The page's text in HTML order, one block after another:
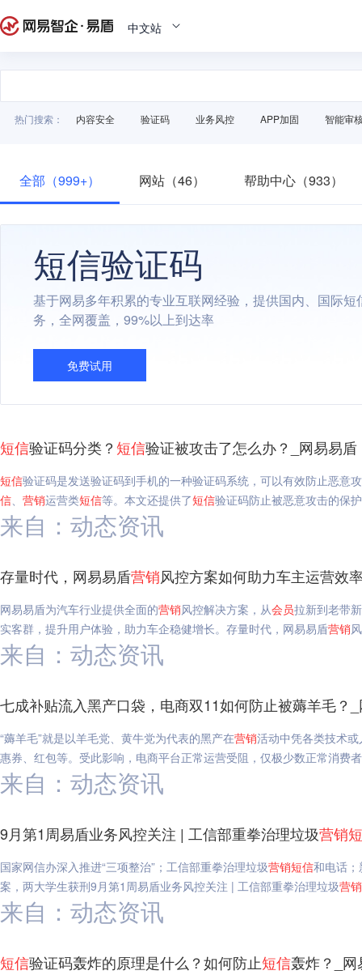
中文站
热门搜索： 内容安全 验证码 业务风控 APP加固 智能审
全部（999+） 网站（46） 帮助中心（933）
短信验证码
基于网易多年积累的专业互联网经验，提供国内、国际短
务，全网覆盖，99%以上到达率
免费试用
短信验证码分类？短信验证被攻击了怎么办？_网易易盾
短信验证码是发送验证码到手机的一种验证码系统，可以有效防止恶意
信、 营销运营类短信等。本文还提供了短信验证码防止被恶意攻击的保
来自：动态资讯
存量时代，网易易盾营销风控方案如何助力车主运营效
网易易盾为汽车行业提供全面的营销风控解决方案，从会员拉新到老带
实客群，提升用户体验，助力车企稳健增长。存量时代，网易易盾营销
来自：动态资讯
七成补贴流入黑产口袋，电商双11如何防止被薅羊毛？
“薅羊毛”就是以羊毛党、黄牛党为代表的黑产在营销活动中凭各类技术
惠券、红包等。受此影响，电商平台正常运营受阻，仅极少数正常消费
来自：动态资讯
9月第1周易盾业务风控关注 | 工信部重拳治理垃圾营销
国家网信办深入推进“三项整治”；工信部重拳治理垃圾营销短信和电话；
案，两大学生获刑9月第1周易盾业务风控关注 | 工信部重拳治理垃圾营销
来自：动态资讯
短信验证码轰炸的原理是什么？如何防止短信轰炸？_网